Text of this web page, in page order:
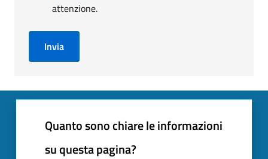
attenzione.
Invia
Quanto sono chiare le informazioni
su questa pagina?